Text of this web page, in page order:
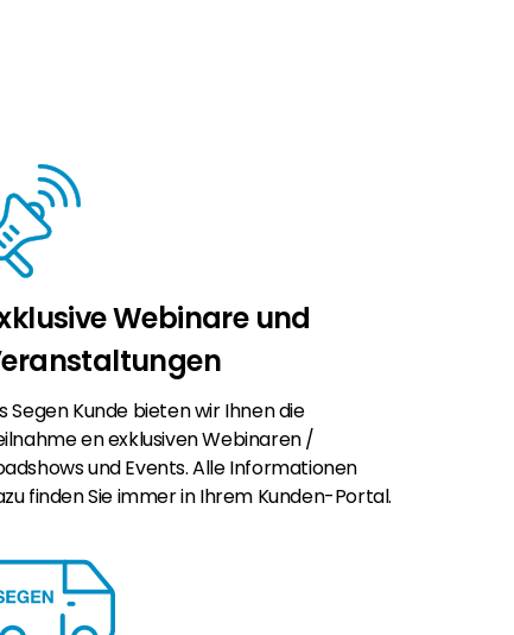
Webinare und
Segen Kunde bieten wir Ihnen die
en exklusiven Webinaren /
und Events. Alle Informationen
finden Sie immer in Ihrem Kunden-Portal.